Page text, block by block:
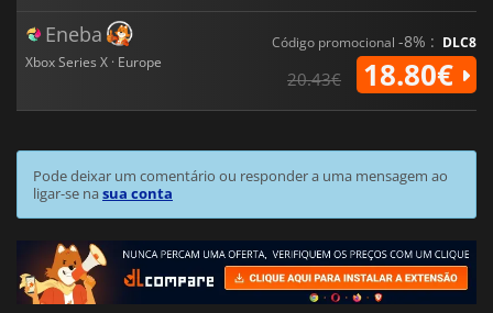
Eneba
Xbox Series X · Europe
Código promocional -8% : DLC8
20.43€ 18.80€
Pode deixar um comentário ou responder a uma mensagem ao
ligar-se nasua conta